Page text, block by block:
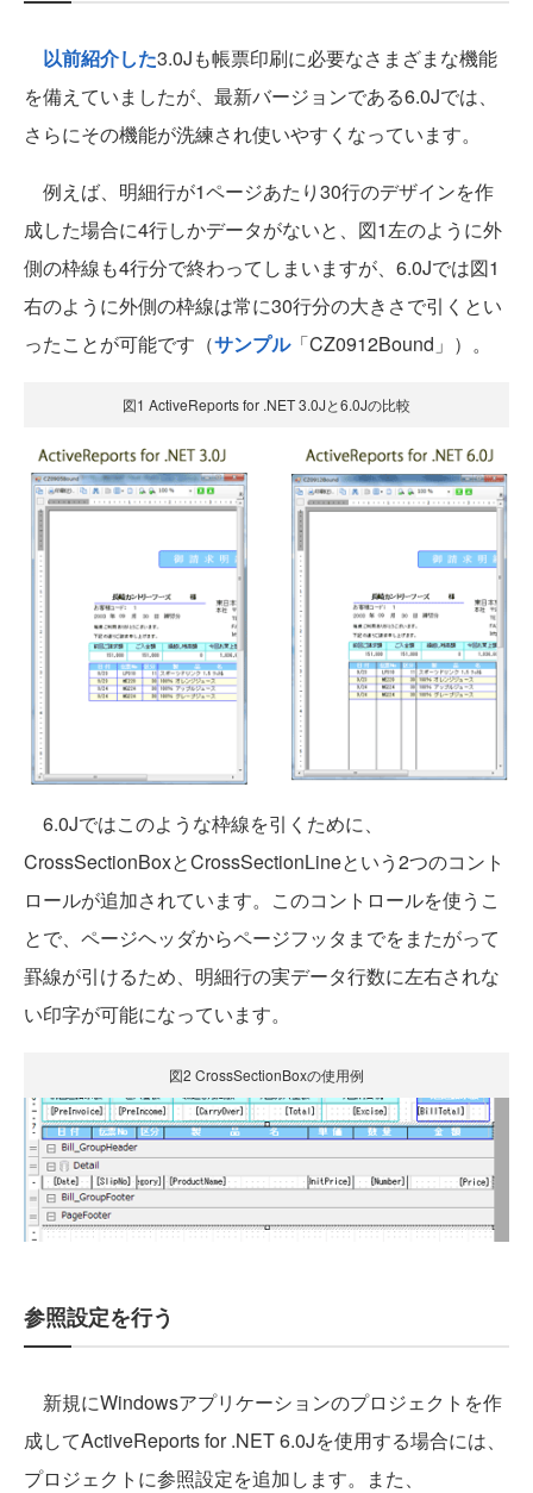
以前紹介した3.0Jも帳票印刷に必要なさまざまな機能
を備えていましたが、最新バージョンである6.0Jでは、
さらにその機能が洗練され使いやすくなっています。
例えば、明細行が1ページあたり30行のデザインを作
成した場合に4行しかデータがないと、図1左のように外
側の枠線も4行分で終わってしまいますが、6.0Jでは図1
右のように外側の枠線は常に30行分の大きさで引くとい
ったことが可能です（サンプル「CZ0912Bound」）。
図1 ActiveReports for .NET 3.0Jと6.0Jの比較
6.0Jではこのような枠線を引くために、
CrossSectionBoxとCrossSectionLineという2つのコント
ロールが追加されています。このコントロールを使うこ
とで、ページヘッダからページフッタまでをまたがって
罫線が引けるため、明細行の実データ行数に左右されな
い印字が可能になっています。
図2 CrossSectionBoxの使用例
参照設定を行う
新規にWindowsアプリケーションのプロジェクトを作
成してActiveReports for .NET 6.0Jを使用する場合には、
プロジェクトに参照設定を追加します。また、